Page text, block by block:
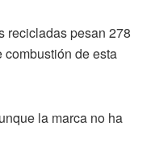
recicladas pesan 278
de esta
la marca no ha